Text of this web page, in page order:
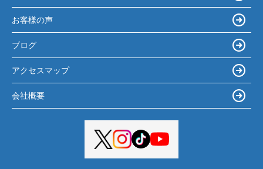
お客様の声
ブログ
アクセスマップ
会社概要